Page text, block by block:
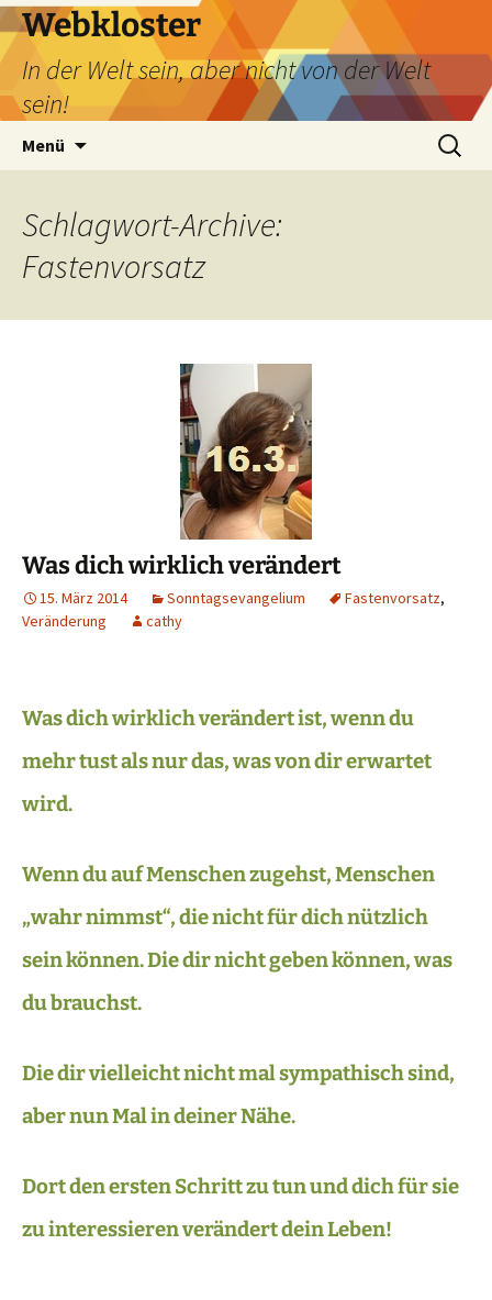
Webkloster
In der Welt sein, aber nicht von der Welt
sein!
Menü
Suchen
nach:
Schlagwort-Archive:
Fastenvorsatz
Was dich wirklich verändert
15. März 2014 Sonntagsevangelium Fastenvorsatz,
Veränderung
cathy
Was dich wirklich verändert ist, wenn du
mehr tust als nur das, was von dir erwartet
wird.
Wenn du auf Menschen zugehst, Menschen
„wahr nimmst“, die nicht für dich nützlich
sein können. Die dir nicht geben können, was
du brauchst.
Die dir vielleicht nicht mal sympathisch sind,
aber nun Mal in deiner Nähe.
Dort den ersten Schritt zu tun und dich für sie
zu interessieren verändert dein Leben!